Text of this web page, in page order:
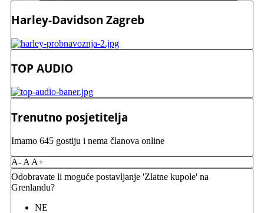
Harley-Davidson Zagreb
TOP AUDIO
Trenutno posjetitelja
Imamo 645 gostiju i nema članova online
A- A A+
Odobravate li moguće postavljanje 'Zlatne kupole' na
Grenlandu?
NE